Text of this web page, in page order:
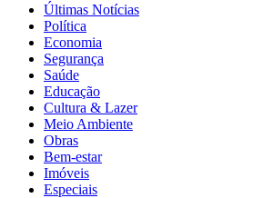
Últimas Notícias
Política
Economia
Segurança
Saúde
Educação
Cultura & Lazer
Meio Ambiente
Obras
Bem-estar
Imóveis
Especiais